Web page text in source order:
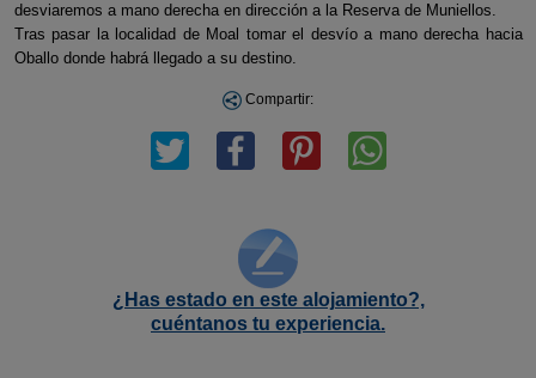
desviaremos a mano derecha en dirección a la Reserva de Muniellos.
Tras pasar la localidad de Moal tomar el desvío a mano derecha hacia
Oballo donde habrá llegado a su destino.
Compartir:
¿Has estado en este alojamiento?,
cuéntanos tu experiencia.